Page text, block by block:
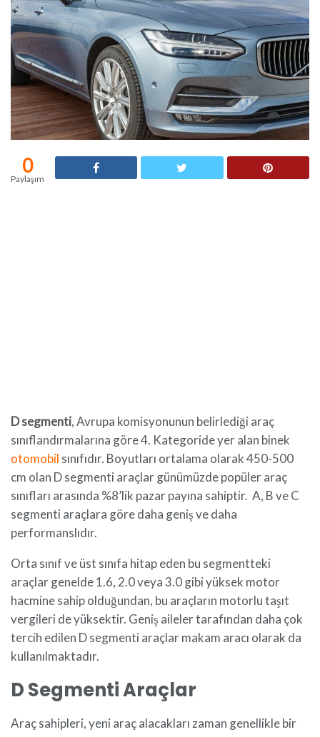
0
Paylaşım
D segmenti, Avrupa komisyonunun belirlediği araç
sınıflandırmalarına göre 4. Kategoride yer alan binek
otomobil sınıfıdır. Boyutları ortalama olarak 450-500
cm olan D segmenti araçlar günümüzde popüler araç
sınıfları arasında %8’lik pazar payına sahiptir. A, B ve C
segmenti araçlara göre daha geniş ve daha
performanslıdır.
Orta sınıf ve üst sınıfa hitap eden bu segmentteki
araçlar genelde 1.6, 2.0 veya 3.0 gibi yüksek motor
hacmine sahip olduğundan, bu araçların motorlu taşıt
vergileri de yüksektir. Geniş aileler tarafından daha çok
tercih edilen D segmenti araçlar makam aracı olarak da
kullanılmaktadır.
D Segmenti Araçlar
Araç sahipleri, yeni araç alacakları zaman genellikle bir